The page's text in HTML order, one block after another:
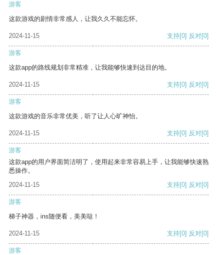
游客
这款游戏的剧情非常感人，让我久久不能忘怀。
2024-11-15 支持[0] 反对[0]
游客
这款app的路线规划非常精准，让我能够快速到达目的地。
2024-11-15 支持[0] 反对[0]
游客
这款游戏的音乐非常优美，听了让人心旷神怡。
2024-11-15 支持[0] 反对[0]
游客
这款app的用户界面简洁明了，使用起来非常容易上手，让我能够快速熟
悉操作。
2024-11-15
支持[0] 反对[0]
游客
梯子神器，ins随便看，美美哒！
2024-11-15 支持[0] 反对[0]
游客